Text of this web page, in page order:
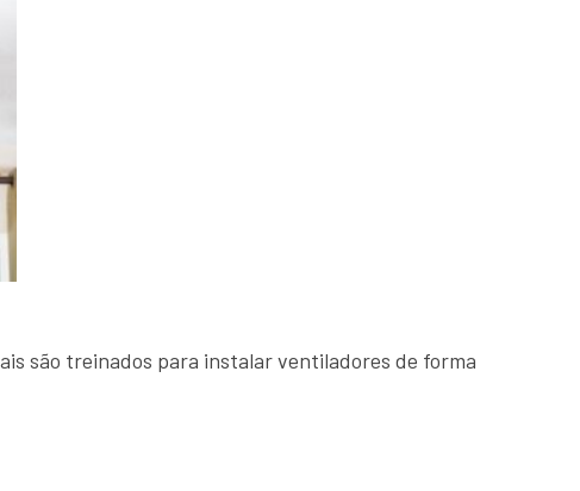
são treinados para instalar ventiladores de forma